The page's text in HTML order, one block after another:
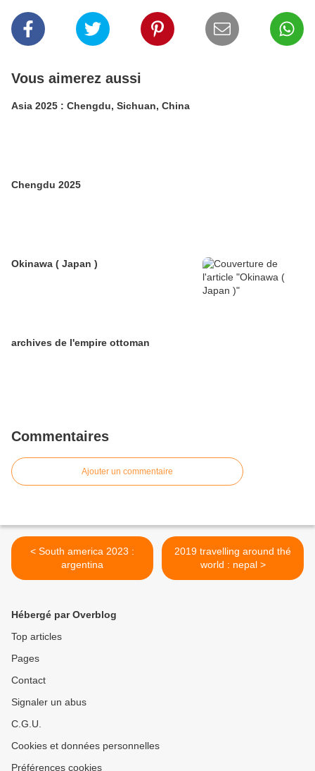
Vous aimerez aussi
Asia 2025 : Chengdu, Sichuan, China
Chengdu 2025
Okinawa ( Japan )
archives de l'empire ottoman
Commentaires
Ajouter un commentaire
< South america 2023 :
argentina
2019 travelling around thé
world : nepal >
Hébergé par Overblog
Top articles
Pages
Contact
Signaler un abus
C.G.U.
Cookies et données personnelles
Préférences cookies